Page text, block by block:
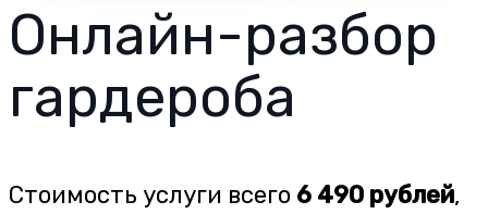
Онлайн-разбор
гардероба
Стоимость услуги всего 6 490 рублей,